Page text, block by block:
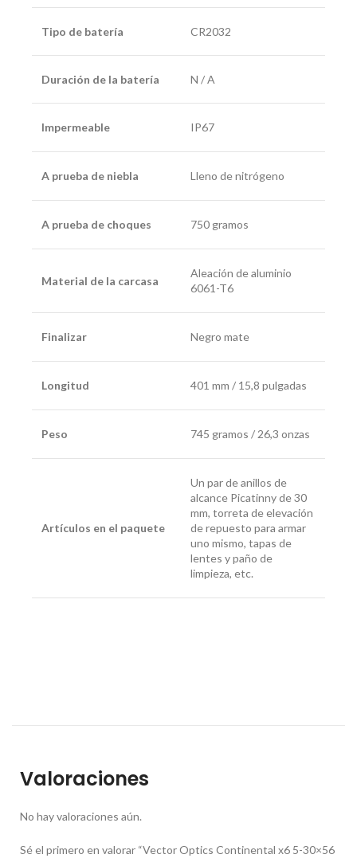
Tipo de batería CR2032
Duración de la batería N / A
Impermeable IP67
A prueba de niebla Lleno de nitrógeno
A prueba de choques 750 gramos
Material de la carcasa
Aleación de aluminio
6061-T6
Finalizar Negro mate
Longitud 401 mm / 15,8 pulgadas
Peso 745 gramos / 26,3 onzas
Artículos en el paquete
Un par de anillos de
alcance Picatinny de 30
mm, torreta de elevación
de repuesto para armar
uno mismo, tapas de
lentes y paño de
limpieza, etc.
Valoraciones
No hay valoraciones aún.
Sé el primero en valorar “Vector Optics Continental x6 5-30×56